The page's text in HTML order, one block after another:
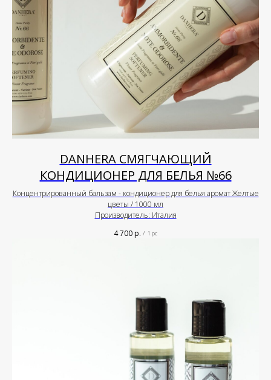
DANHERA СМЯГЧАЮЩИЙ
КОНДИЦИОНЕР ДЛЯ БЕЛЬЯ №66
Концентрированный бальзам - кондиционер для белья аромат Желтые
цветы / 1000 мл
Производитель: Италия
4 700р. / 1 pc